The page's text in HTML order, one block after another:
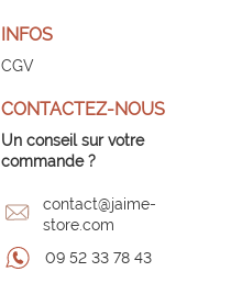
INFOS
CGV
CONTACTEZ-NOUS
Un conseil sur votre
commande ?
contact@jaime-
store.com
09 52 33 78 43